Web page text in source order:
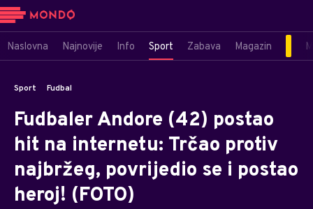
Naslovna Najnovije Info Sport Zabava Magazin
Sport Fudbal
Fudbaler Andore (42) postao
hit na internetu: Trčao protiv
najbržeg, povrijedio se i postao
heroj! (FOTO)